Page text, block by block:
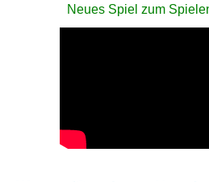
Neues Spiel zum